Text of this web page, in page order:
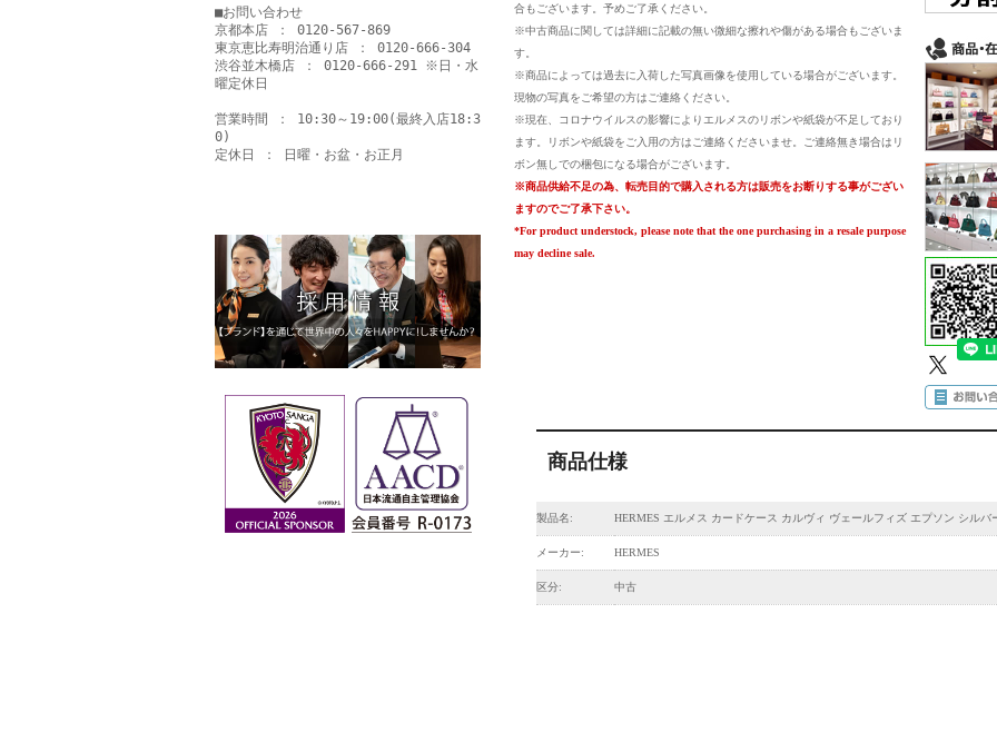
合もございます。予めご了承ください。
※中古商品に関しては詳細に記載の無い微細な擦れや傷がある場合もございま
す。
※商品によっては過去に入荷した写真画像を使用している場合がございます。
現物の写真をご希望の方はご連絡ください。
※現在、コロナウイルスの影響によりエルメスのリボンや紙袋が不足しており
ます。リボンや紙袋をご入用の方はご連絡くださいませ。ご連絡無き場合はリ
ボン無しでの梱包になる場合がございます。
※商品供給不足の為、転売目的で購入される方は販売をお断りする事がござい
ますのでご了承下さい。
*For product understock, please note that the one purchasing in a resale purpose
may decline sale.
商品仕様
製品名: HERMES エルメス カードケース カルヴィ ヴェールフィズ エプソン シルバ
メーカー: HERMES
区分: 中古
■お問い合わせ
京都本店 ： 0120-567-869
東京恵比寿明治通り店 ： 0120-666-304
渋谷並木橋店 ： 0120-666-291 ※日・水
曜定休日
営業時間 ： 10:30～19:00(最終入店18:3
0)
定休日 ： 日曜・お盆・お正月